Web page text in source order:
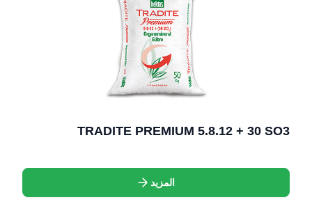
TRADITE PREMIUM 5.8.12 + 30 SO3
المزيد